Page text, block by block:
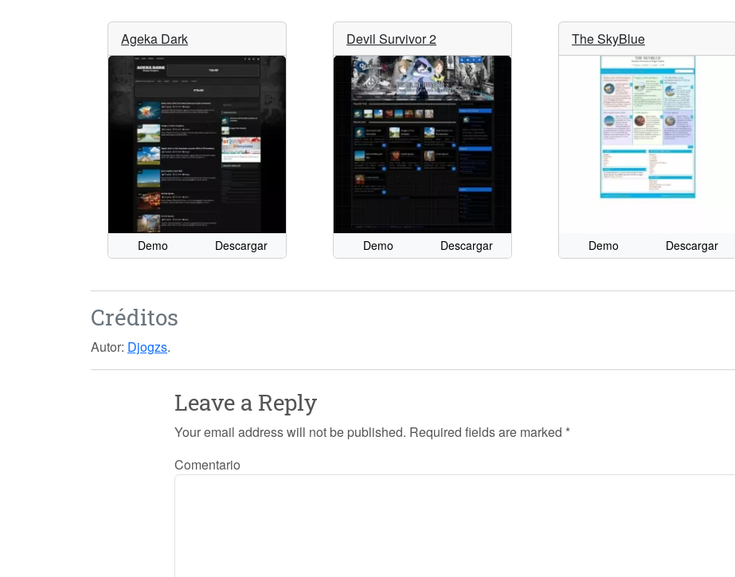
Ageka Dark
Demo Descargar
Devil Survivor 2
Demo Descargar
The SkyBlue
Demo Descargar
Créditos
Autor: Djogzs.
Leave a Reply
Your email address will not be published. Required fields are marked *
Comentario